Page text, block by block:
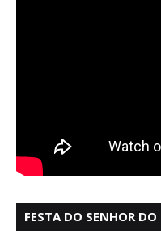
FESTA DO SENHOR